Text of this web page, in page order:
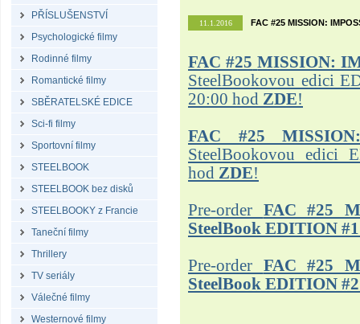
PŘÍSLUŠENSTVÍ
Psychologické filmy
Rodinné filmy
Romantické filmy
SBĚRATELSKÉ EDICE
Sci-fi filmy
Sportovní filmy
STEELBOOK
STEELBOOK bez disků
STEELBOOKY z Francie
Taneční filmy
Thrillery
TV seriály
Válečné filmy
Westernové filmy
11.1.2016 FAC #25 MISSION:
FAC #25 MISSION:
SteelBookovou edici
20:00 hod ZDE!
FAC #25
SteelBookovou edici
hod ZDE!
Pre-order FAC #25
SteelBook EDITION #1
Pre-order FAC #25
SteelBook EDITION #2